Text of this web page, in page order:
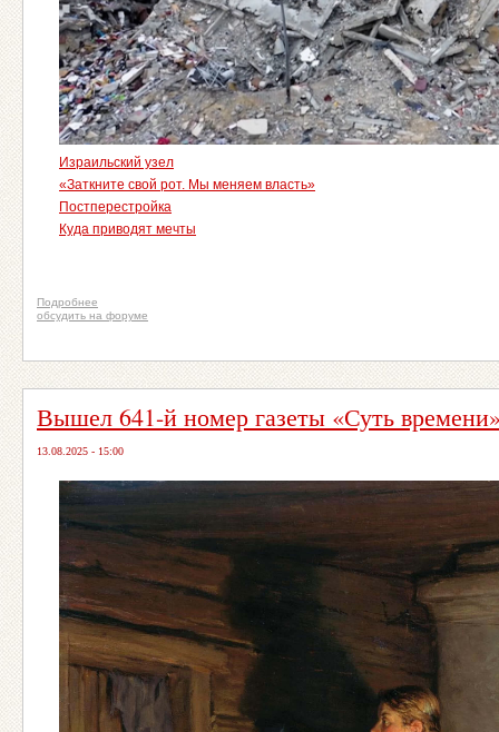
Израильский узел
«Заткните свой рот. Мы меняем власть»
Постперестройка
Куда приводят мечты
Подробнее
обсудить на форуме
Вышел 641-й номер газеты «Суть
13.08.2025 - 15:00